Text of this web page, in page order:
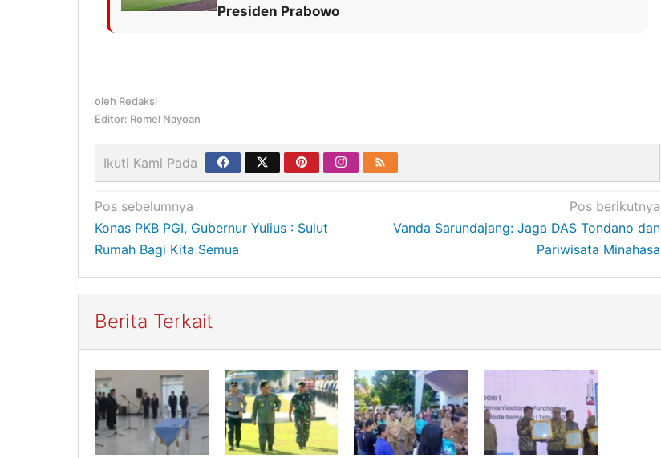
Presiden Prabowo
oleh Redaksi
Editor: Romel Nayoan
Ikuti Kami Pada
Navigasi
pos
Pos sebelumnya
Konas PKB PGI, Gubernur Yulius : Sulut
Rumah Bagi Kita Semua
Pos berikutnya
Vanda Sarundajang: Jaga DAS Tondano dan
Pariwisata Minahasa
Berita Terkait